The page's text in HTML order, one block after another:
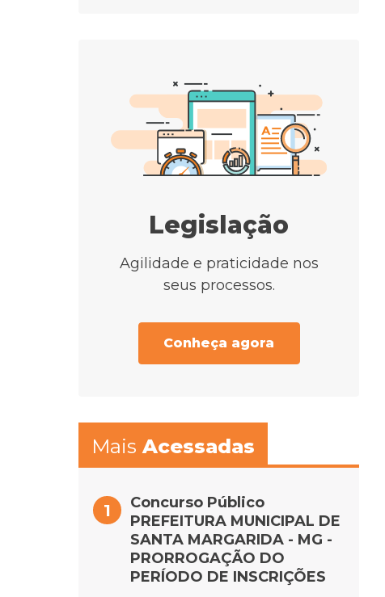
Legislação
Agilidade e praticidade nos
seus processos.
Conheça agora
Mais Acessadas
Concurso Público
PREFEITURA MUNICIPAL DE
SANTA MARGARIDA - MG -
PRORROGAÇÃO DO
PERÍODO DE INSCRIÇÕES